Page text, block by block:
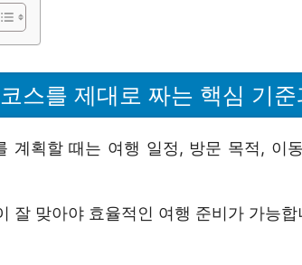
스를 제대로 짜는 핵심 기준
계획할 때는 여행 일정, 방문 목적, 이
잘 맞아야 효율적인 여행 준비가 가능합